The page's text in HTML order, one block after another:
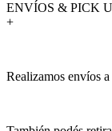
ENVÍOS & PICK
+
Realizamos envíos